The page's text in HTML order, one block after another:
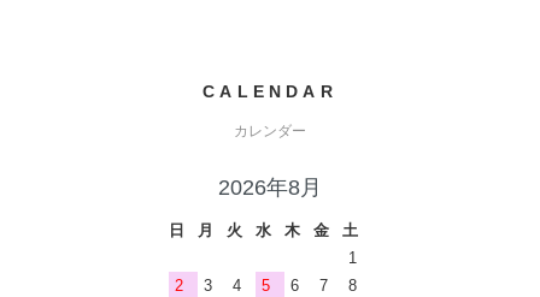
CALENDAR
カレンダー
2026年8月
日 月 火 水 木 金
土
1
2
3 4 5 6 7
8